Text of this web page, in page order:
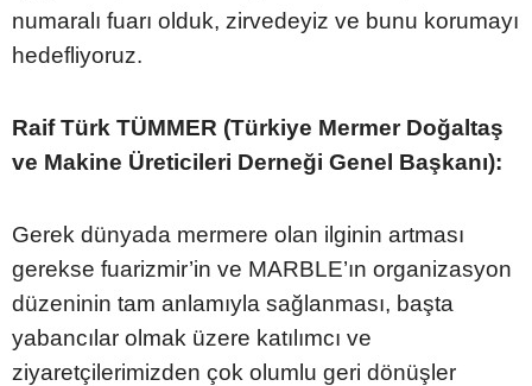
numaralı fuarı olduk, zirvedeyiz ve bunu korumayı
hedefliyoruz.
Raif Türk TÜMMER (Türkiye Mermer Doğaltaş
ve Makine Üreticileri Derneği Genel Başkanı):
Gerek dünyada mermere olan ilginin artması
gerekse fuarizmir’in ve MARBLE’ın organizasyon
düzeninin tam anlamıyla sağlanması, başta
yabancılar olmak üzere katılımcı ve
ziyaretçilerimizden çok olumlu geri dönüşler